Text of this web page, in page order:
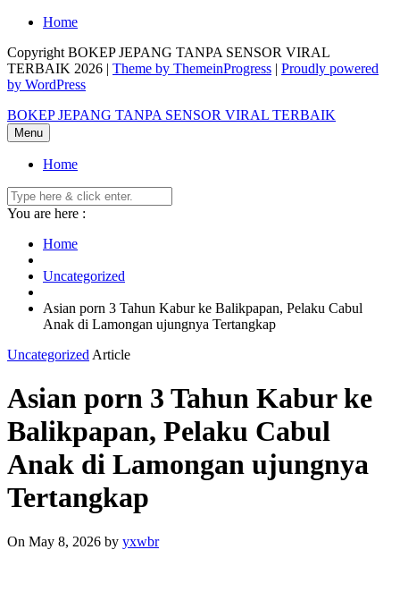
Skip
content
Home
Copyright BOKEP JEPANG TANPA SENSOR VIRAL
TERBAIK 2026 | Theme by ThemeinProgress | Proudly powered
by WordPress
BOKEP JEPANG TANPA SENSOR VIRAL TERBAIK
Menu
Home
You are here :
Home
Uncategorized
Asian porn 3 Tahun Kabur ke Balikpapan, Pelaku Cabul
Anak di Lamongan ujungnya Tertangkap
Uncategorized Article
Asian porn 3 Tahun Kabur ke
Balikpapan, Pelaku Cabul
Anak di Lamongan ujungnya
Tertangkap
On May 8, 2026 by yxwbr